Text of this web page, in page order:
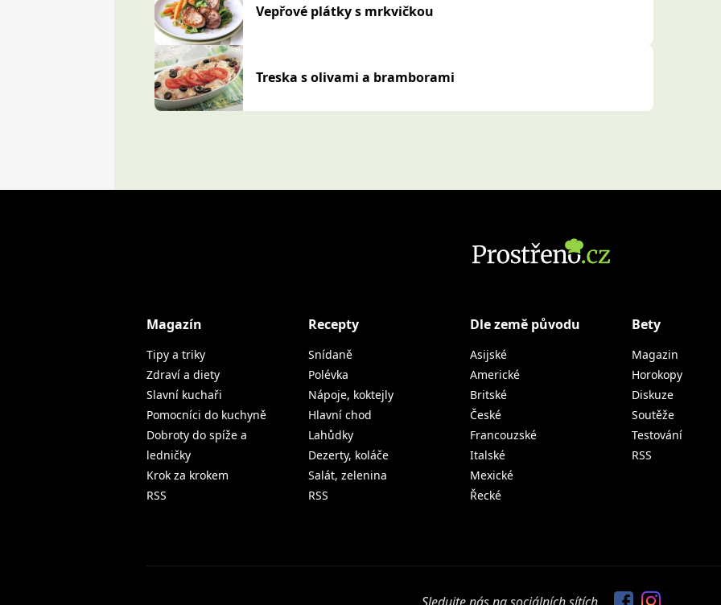
Vepřové plátky s mrkvičkou
Treska s olivami a bramborami
Magazín
Tipy a triky
Zdraví a diety
Slavní kuchaři
Pomocníci do kuchyně
Dobroty do spíže a
ledničky
Krok za krokem
RSS
Recepty
Snídaně
Polévka
Nápoje, koktejly
Hlavní chod
Lahůdky
Dezerty, koláče
Salát, zelenina
RSS
Dle země původu
Asijské
Americké
Britské
České
Francouzské
Italské
Mexické
Řecké
Bety
Magazin
Horokopy
Diskuze
Soutěže
Testování
RSS
Sledujte nás na sociálních sítích